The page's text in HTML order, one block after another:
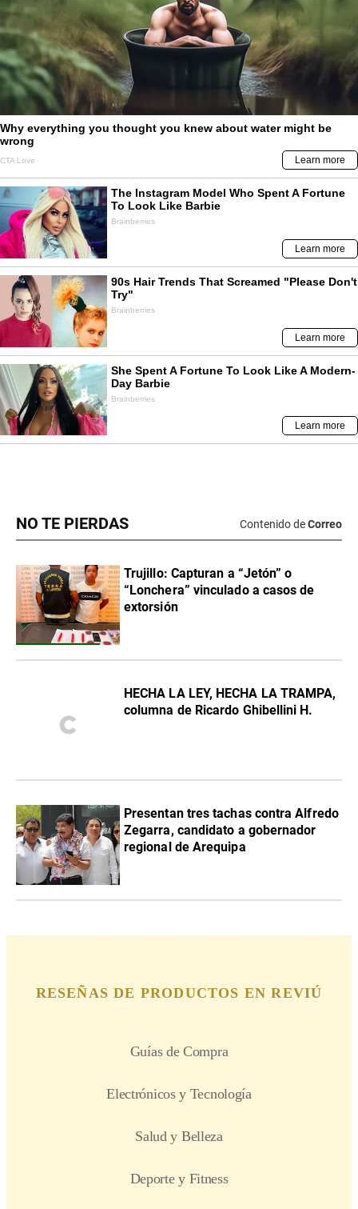
NO TE PIERDAS Contenido deCorreo
Trujillo: Capturan a “Jetón” o
“Lonchera” vinculado a casos de
extorsión
HECHA LA LEY, HECHA LA TRAMPA,
columna de Ricardo Ghibellini H.
Presentan tres tachas contra Alfredo
Zegarra, candidato a gobernador
regional de Arequipa